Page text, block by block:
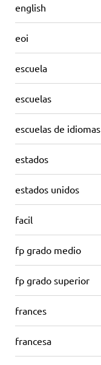
english
eoi
escuela
escuelas
escuelas de idiomas
estados
estados unidos
facil
fp grado medio
fp grado superior
frances
francesa